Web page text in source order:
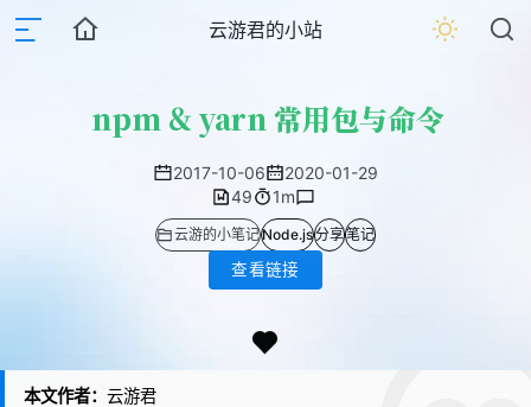
云游君的小站
npm & yarn 常用包与命令
2017-10-06
2020-01-29
49
1m
云游的小笔记Node.js分享笔记
查看链接
本文作者： 云游君